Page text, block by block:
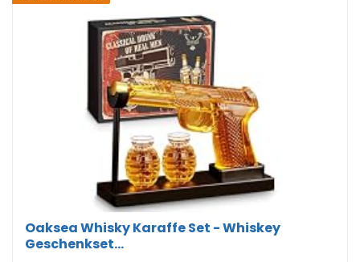
Oaksea Whisky Karaffe Set - Whiskey
Geschenkset...